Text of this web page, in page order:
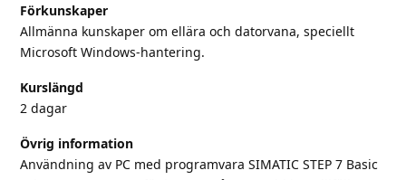
Förkunskaper
Allmänna kunskaper om ellära och datorvana, speciellt
Microsoft Windows-hantering.
Kurslängd
2 dagar
Övrig information
Användning av PC med programvara SIMATIC STEP 7 Basic